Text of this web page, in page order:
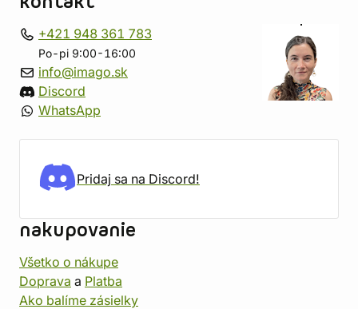
+421 948 361 783
Po-pi 9:00-16:00
info@imago.sk
Discord
WhatsApp
Pridaj sa na Discord!
nakupovanie
Všetko o nákupe
Doprava a Platba
Ako balíme zásielky